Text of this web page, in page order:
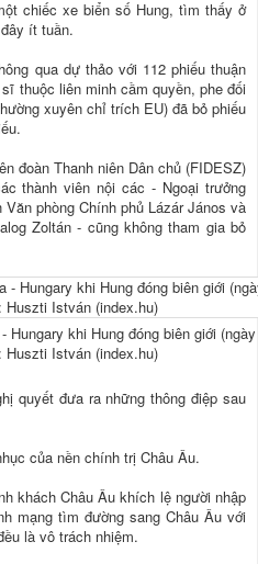
chiếc xe biển số Hung, tìm thấy ở
ít tuần.
qua dự thảo với 112 phiếu thuận
thuộc liên minh cầm quyền, phe đối
xuyên chỉ trích EU) đã bỏ phiếu
đoàn Thanh niên Dân chủ (FIDESZ)
thành viên nội các - Ngoại trưởng
phòng Chính phủ Lázár János và
Zoltán - cũng không tham gia bỏ
Hungary khi Hung đóng biên giới (ngày
Huszti István (index.hu)
quyết đưa ra những thông điệp sau
của nền chính trị Châu Âu.
khách Châu Âu khích lệ người nhập
mạng tìm đường sang Châu Âu với
là vô trách nhiệm.